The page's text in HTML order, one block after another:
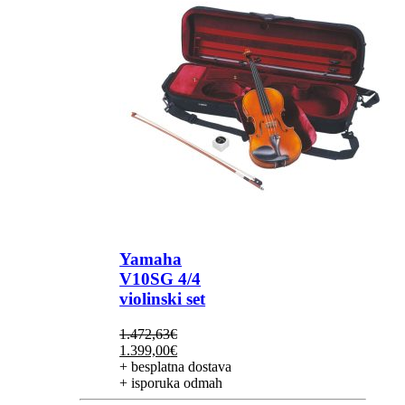
Yamaha
V10SG 4/4
violinski set
1.472,63€
Izvorna
cijena
bila
je:
1.399,00€Trenutna
cijena
je:
1.399,00€.
+ besplatna dostava
+ isporuka odmah